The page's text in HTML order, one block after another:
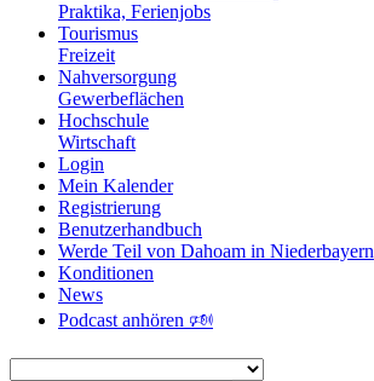
Praktika, Ferienjobs
Tourismus
Freizeit
Nahversorgung
Gewerbeflächen
Hochschule
Wirtschaft
Login
Mein Kalender
Registrierung
Benutzerhandbuch
Werde Teil von Dahoam in Niederbayern
Konditionen
News
Podcast anhören 🕬